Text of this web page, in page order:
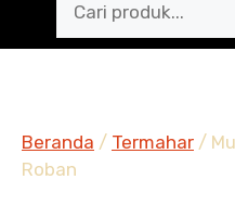
Beranda / Termahar /
Roban